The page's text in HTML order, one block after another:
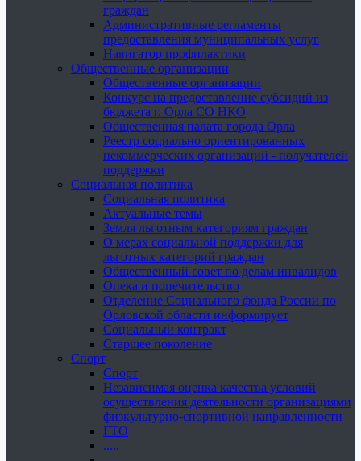
граждан
Административные регламенты
предоставления муниципальных услуг
Навигатор профилактики
Общественные организации
Общественные организации
Конкурс на предоставление субсидий из
бюджета г. Орла СО НКО
Общественная палата города Орла
Реестр социально ориентированных
некоммерческих организаций - получателей
поддержки
Социальная политика
Социальная политика
Актуальные темы
Земля льготным категориям граждан
О мерах социальной поддержки для
льготных категорий граждан
Общественный совет по делам инвалидов
Опека и попечительство
Отделение Социального фонда России по
Орловской области информирует
Социальный контракт
Старшее поколение
Спорт
Спорт
Независимая оценка качества условий
осуществления деятельности организациями
физкультурно-спортивной направленности
ГТО
.....